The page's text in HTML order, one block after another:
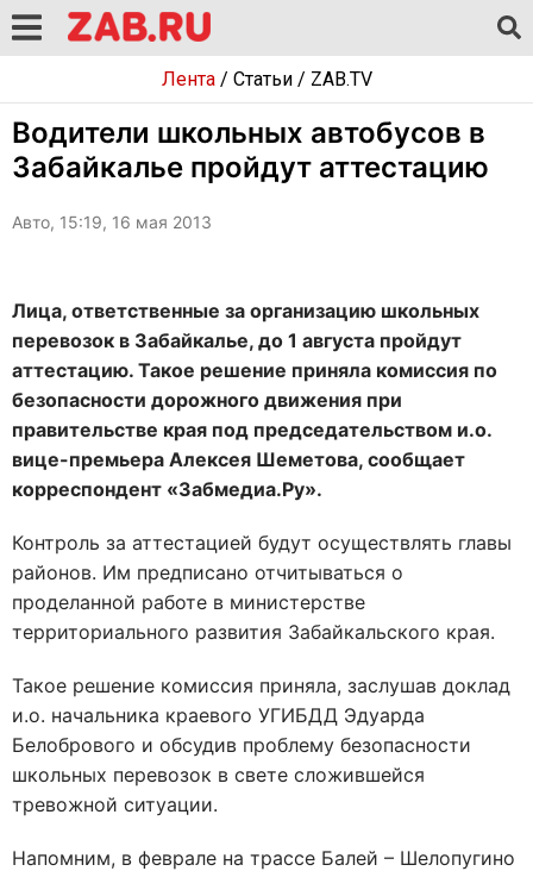
Лента/ Статьи/ ZAB.TV
Водители школьных автобусов в
Забайкалье пройдут аттестацию
Авто, 15:19, 16 мая 2013
Лица, ответственные за организацию школьных
перевозок в Забайкалье, до 1 августа пройдут
аттестацию. Такое решение приняла комиссия по
безопасности дорожного движения при
правительстве края под председательством и.о.
вице-премьера Алексея Шеметова, сообщает
корреспондент «Забмедиа.Ру».
Контроль за аттестацией будут осуществлять главы
районов. Им предписано отчитываться о
проделанной работе в министерстве
территориального развития Забайкальского края.
Такое решение комиссия приняла, заслушав доклад
и.о. начальника краевого УГИБДД Эдуарда
Белобрового и обсудив проблему безопасности
школьных перевозок в свете сложившейся
тревожной ситуации.
Напомним, в феврале на трассе Балей – Шелопугино